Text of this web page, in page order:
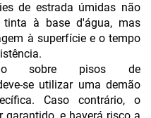
de estrada úmidas não
tinta à base d'água, mas
à superfície e o tempo
sobre pisos de
se utilizar uma demão
Caso contrário, o